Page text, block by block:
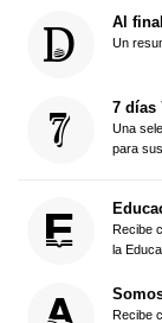
Al
Un
7 días
Una
para
Recibe
la
Recibe